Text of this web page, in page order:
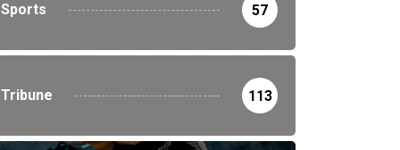
Sports 57
Tribune 113